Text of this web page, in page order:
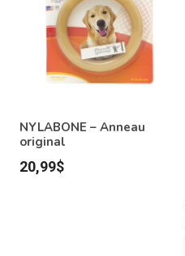
NYLABONE – Anneau
original
20,99$